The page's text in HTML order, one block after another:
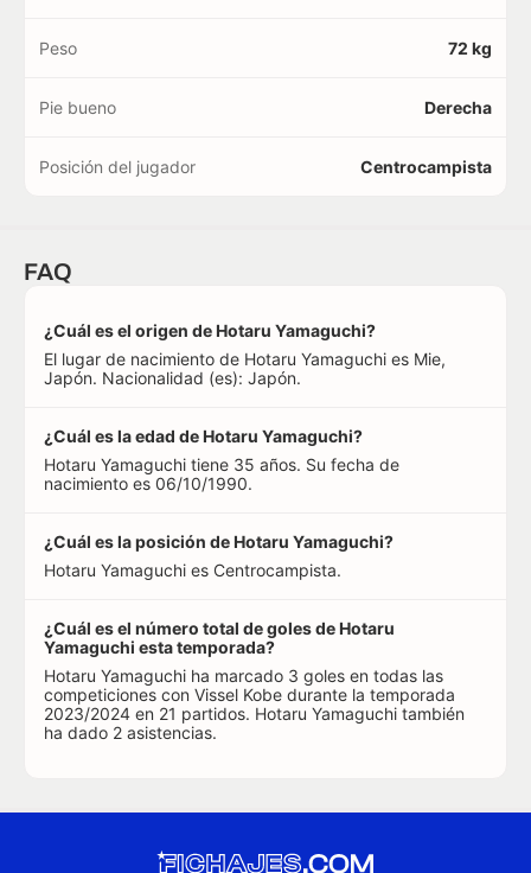
Peso 72 kg
Pie bueno Derecha
Posición del jugador Centrocampista
FAQ
¿Cuál es el origen de Hotaru Yamaguchi?
El lugar de nacimiento de Hotaru Yamaguchi es Mie,
Japón. Nacionalidad (es): Japón.
¿Cuál es la edad de Hotaru Yamaguchi?
Hotaru Yamaguchi tiene 35 años. Su fecha de
nacimiento es 06/10/1990.
¿Cuál es la posición de Hotaru Yamaguchi?
Hotaru Yamaguchi es Centrocampista.
¿Cuál es el número total de goles de Hotaru
Yamaguchi esta temporada?
Hotaru Yamaguchi ha marcado 3 goles en todas las
competiciones con Vissel Kobe durante la temporada
2023/2024 en 21 partidos. Hotaru Yamaguchi también
ha dado 2 asistencias.